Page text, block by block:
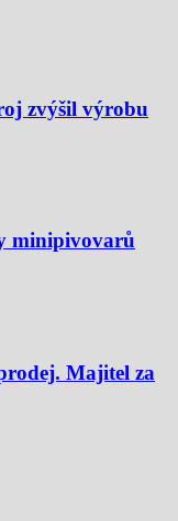
zvýšil výrobu
minipivovarů
Majitel za